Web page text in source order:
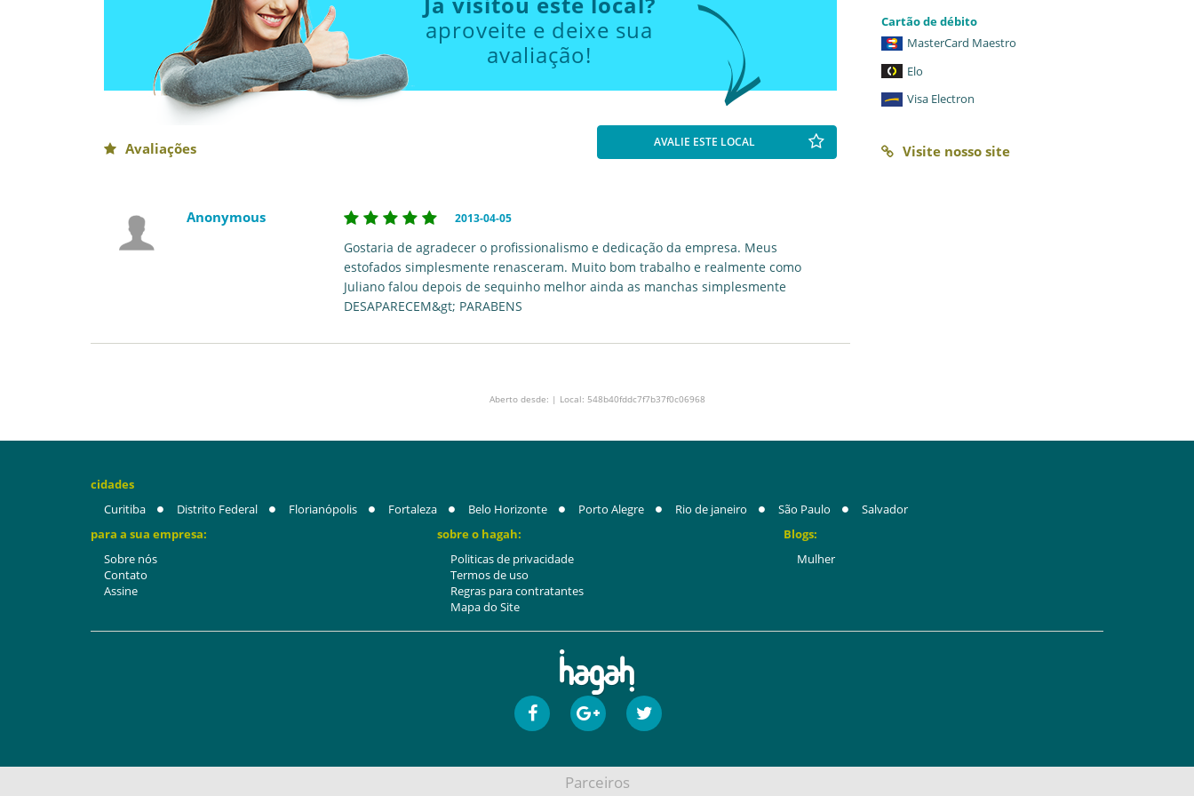
aproveite e deixe sua
avaliação!
Avaliações AVALIE ESTE LOCAL
Anonymous 2013-04-05
Gostaria de agradecer o profissionalismo e dedicação da empresa. Meus
estofados simplesmente renasceram. Muito bom trabalho e realmente como
Juliano falou depois de sequinho melhor ainda as manchas simplesmente
DESAPARECEM&gt; PARABENS
Cartão de débito
MasterCard Maestro
Elo
Visa Electron
Visite nosso site
Aberto desde: | Local: 548b40fddc7f7b37f0c06968
cidades
Curitiba
Distrito Federal Florianópolis Fortaleza Belo Horizonte Porto Alegre Rio de janeiro São Paulo
Salvador
para a sua empresa:
Sobre nós
Contato
Assine
sobre o hagah:
Politicas de privacidade
Termos de uso
Regras para contratantes
Mapa do Site
Blogs:
Mulher
Parceiros